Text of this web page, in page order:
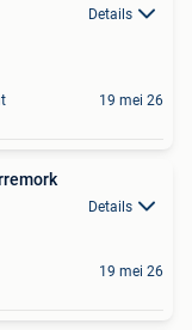
Details
19 mei 26
Details
19 mei 26